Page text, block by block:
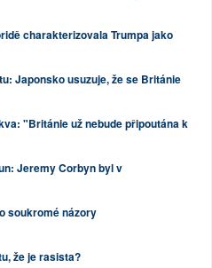
charakterizovala Trumpa jako
Japonsko usuzuje, že se Británie
"Británie už nebude připoutána k
Jeremy Corbyn byl v
soukromé názory
že je rasista?